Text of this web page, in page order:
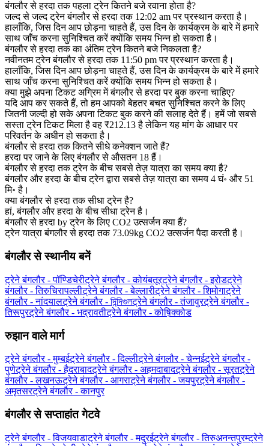
बंगलौर से हरदा तक पहला ट्रेन कितने बजे रवाना होता है?
जल्द से जल्द ट्रेन बंगलौर से हरदा तक 12:02 am पर प्रस्थान करता है।
हालाँकि, जिस दिन आप छोड़ना चाहते हैं, उस दिन के कार्यक्रम के बारे में हमारे
साथ जाँच करना सुनिश्चित करें क्योंकि समय भिन्न हो सकता है।
बंगलौर से हरदा तक का अंतिम ट्रेन कितने बजे निकलता है?
नवीनतम ट्रेन बंगलौर से हरदा तक 11:50 pm पर प्रस्थान करता है।
हालाँकि, जिस दिन आप छोड़ना चाहते हैं, उस दिन के कार्यक्रम के बारे में हमारे
साथ जाँच करना सुनिश्चित करें क्योंकि समय भिन्न हो सकता है।
क्या मुझे अपना टिकट अग्रिम में बंगलौर से हरदा पर बुक करना चाहिए?
यदि आप कर सकते हैं, तो हम आपको बेहतर बचत सुनिश्चित करने के लिए
जितनी जल्दी हो सके अपना टिकट बुक करने की सलाह देते हैं। हमें जो सबसे
सस्ता ट्रेन टिकट मिला है वह ₹212.13 है लेकिन यह मांग के आधार पर
परिवर्तन के अधीन हो सकता है।
बंगलौर से हरदा तक कितने सीधे कनेक्शन जाते हैं?
हरदा पर जाने के लिए बंगलौर से औसतन 18 हैं।
बंगलौर से हरदा तक ट्रेन के बीच सबसे तेज़ यात्रा का समय क्या है?
बंगलौर और हरदा के बीच ट्रेन द्वारा सबसे तेज़ यात्रा का समय 4 घं॰ और 51
मि॰ है।
क्या बंगलौर से हरदा तक सीधा ट्रेन है?
हां, बंगलौर और हरदा के बीच सीधा ट्रेन है।
बंगलौर से हरदा by ट्रेन के लिए CO2 उत्सर्जन क्या हैं?
ट्रेन यात्रा बंगलौर से हरदा तक 73.09kg CO2 उत्सर्जन पैदा करती है।
बंगलौर से स्थानीय बनें
ट्रेने बंगलौर - पॉण्डिचेरीट्रेने बंगलौर - कोयंबतूरट्रेने बंगलौर - इरोडट्रेने
बंगलौर - तिरुचिरापल्लीट्रेने बंगलौर - बेल्लारीट्रेने बंगलौर - शिमोगाट्रेने
बंगलौर - नांदयालट्रेने बंगलौर - দিন্দিগুলट्रेने बंगलौर - तंजावुरट्रेने बंगलौर -
तिरूपुरट्रेने बंगलौर - भद्रावतीट्रेने बंगलौर - कोष़िक्कोड
रुझान वाले मार्ग
ट्रेने बंगलौर - मुम्बईट्रेने बंगलौर - दिल्लीट्रेने बंगलौर - चेन्नईट्रेने बंगलौर -
पुणेट्रेने बंगलौर - हैदराबादट्रेने बंगलौर - अहमदाबादट्रेने बंगलौर - सूरतट्रेने
बंगलौर - लखनऊट्रेने बंगलौर - आगराट्रेने बंगलौर - जयपुरट्रेने बंगलौर -
अमृतसरट्रेने बंगलौर - कानपुर
बंगलौर से सप्ताहांत गेटवे
ट्रेने बंगलौर - विजयवाडाट्रेने बंगलौर - मदुरईट्रेने बंगलौर - तिरुअनन्तपुरम्ट्रेने